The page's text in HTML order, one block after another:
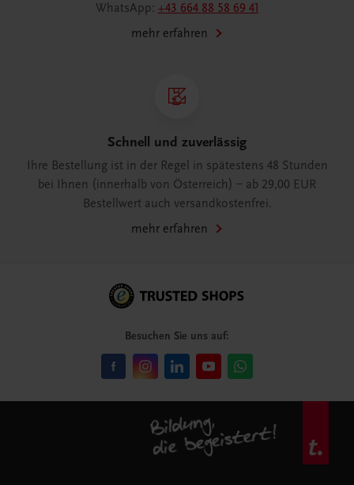
WhatsApp: +43 664 88 58 69 41
mehr erfahren
Schnell und zuverlässig
Ihre Bestellung ist in der Regel in spätestens 48 Stunden
bei Ihnen (innerhalb von Österreich) – ab 29,00 EUR
Bestellwert auch versandkostenfrei.
mehr erfahren
Besuchen Sie uns auf: